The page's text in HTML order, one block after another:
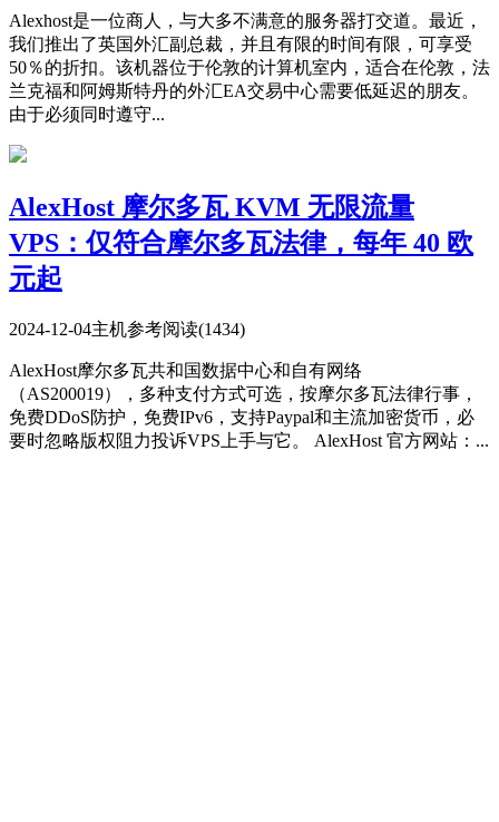
Alexhost是一位商人，与大多不满意的服务器打交道。最近，
我们推出了英国外汇副总裁，并且有限的时间有限，可享受
50％的折扣。该机器位于伦敦的计算机室内，适合在伦敦，法
兰克福和阿姆斯特丹的外汇EA交易中心需要低延迟的朋友。
由于必须同时遵守...
AlexHost 摩尔多瓦 KVM 无限流量
VPS：仅符合摩尔多瓦法律，每年 40 欧
元起
2024-12-04主机参考阅读(1434)
AlexHost摩尔多瓦共和国数据中心和自有网络
（AS200019），多种支付方式可选，按摩尔多瓦法律行事，
免费DDoS防护，免费IPv6，支持Paypal和主流加密货币，必
要时忽略版权阻力投诉VPS上手与它。 AlexHost 官方网站：...